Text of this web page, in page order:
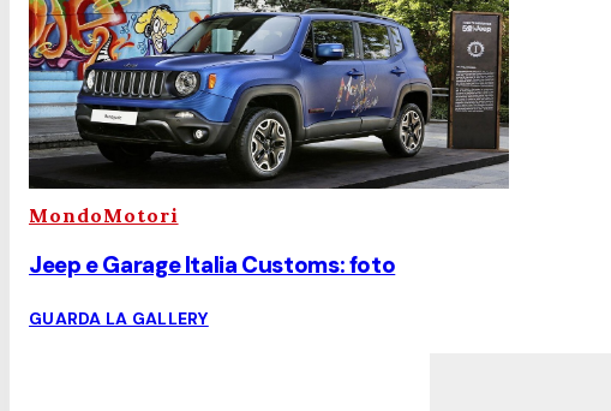
MondoMotori
Jeep e Garage Italia Customs: foto
GUARDA LA GALLERY